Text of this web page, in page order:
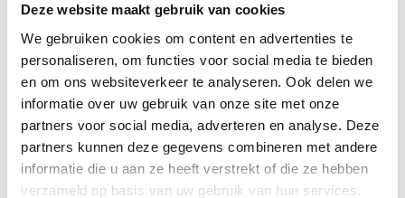
Deze website maakt gebruik van cookies
We gebruiken cookies om content en advertenties te
personaliseren, om functies voor social media te bieden
en om ons websiteverkeer te analyseren. Ook delen we
informatie over uw gebruik van onze site met onze
partners voor social media, adverteren en analyse. Deze
partners kunnen deze gegevens combineren met andere
informatie die u aan ze heeft verstrekt of die ze hebben
verzameld op basis van uw gebruik van hun services.
Start chat
Bel0344-228104
Mail info@polyesterplantenbakken.nl
Whatsapp0344-228104
Specificaties